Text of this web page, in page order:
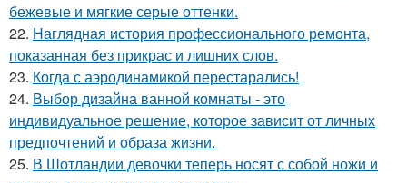
бежевые и мягкие серые оттенки.
22. Наглядная история профессионального ремонта,
показанная без прикрас и лишних слов.
23. Когда с аэродинамикой перестарались!
24. Выбор дизайна ванной комнаты - это
индивидуальное решение, которое зависит от личных
предпочтений и образа жизни.
25. В Шотландии девочки теперь носят с собой ножи и